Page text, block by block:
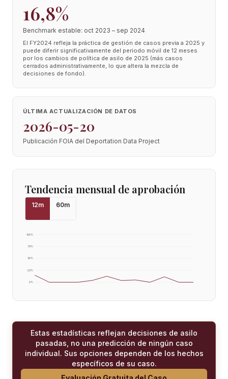
16,8%
Benchmark estable: oct 2023 – sep 2024
El FY2024 refleja la práctica de gestión de casos previa a 2025 y
puede diferir significativamente del periodo móvil de 12 meses
por los cambios de política de asilo de 2025 (más casos
cerrados administrativamente, lo que altera la mezcla de
decisiones de fondo).
ÚLTIMA ACTUALIZACIÓN DE DATOS
2026-05-20
Publicación FOIA del Deportation Data Project
Tendencia mensual de aprobación
12m 60m
0%
25%
50%
75%
100%
Estas estadísticas reflejan decisiones de asilo
pasadas, no una predicción de ningún caso
individual. Sus opciones dependen de los hechos
específicos de su caso.